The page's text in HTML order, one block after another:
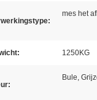
mes het
1250KG
Bule,